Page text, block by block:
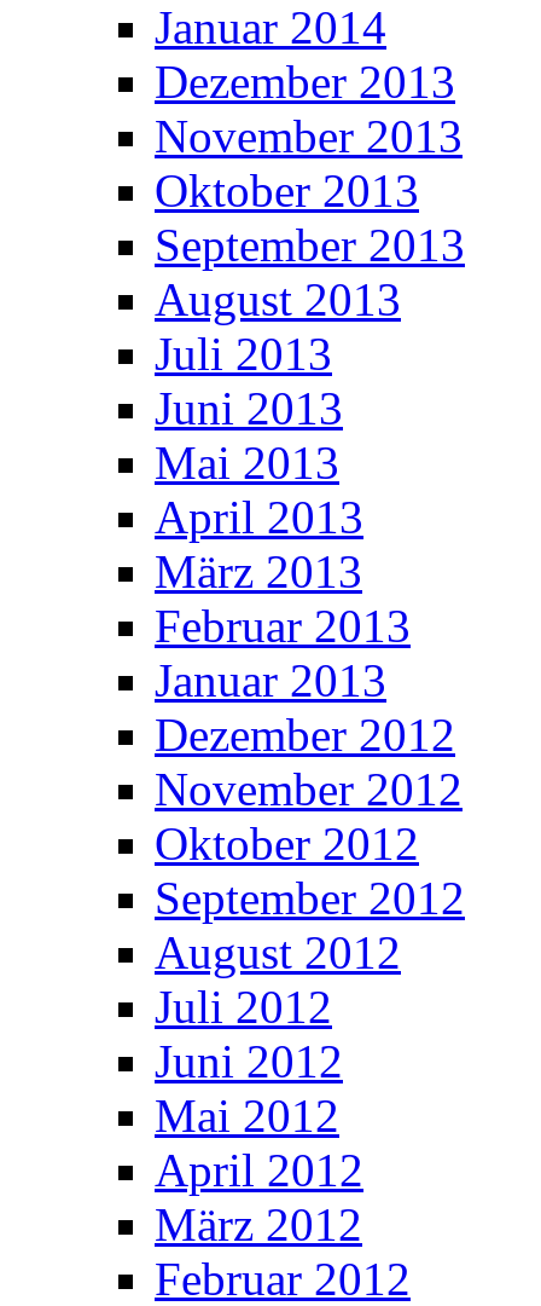
Januar 2014
Dezember 2013
November 2013
Oktober 2013
September 2013
August 2013
Juli 2013
Juni 2013
Mai 2013
April 2013
März 2013
Februar 2013
Januar 2013
Dezember 2012
November 2012
Oktober 2012
September 2012
August 2012
Juli 2012
Juni 2012
Mai 2012
April 2012
März 2012
Februar 2012